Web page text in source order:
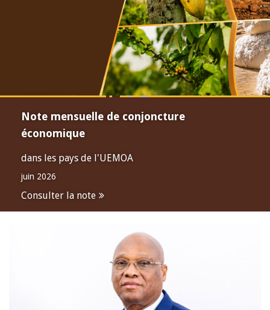
Note mensuelle de conjoncture
économique
dans les pays de l'UEMOA
juin 2026
Consulter la note